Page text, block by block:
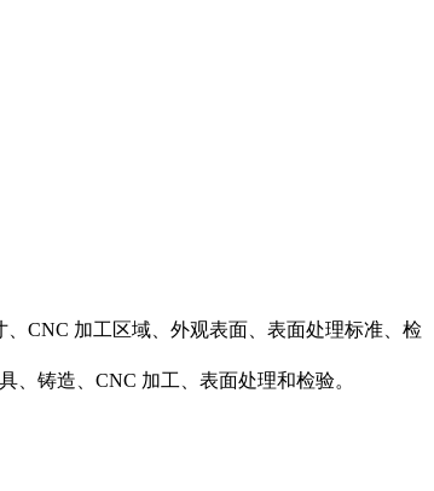
CNC 加工区域、外观表面、表面处理标准、检
铸造、CNC 加工、表面处理和检验。